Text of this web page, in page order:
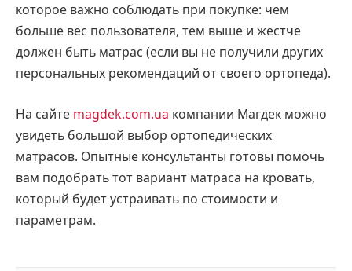
которое важно соблюдать при покупке: чем
больше вес пользователя, тем выше и жестче
должен быть матрас (если вы не получили других
персональных рекомендаций от своего ортопеда).
На сайте magdek.com.ua компании Магдек можно
увидеть большой выбор ортопедических
матрасов. Опытные консультанты готовы помочь
вам подобрать тот вариант матраса на кровать,
который будет устраивать по стоимости и
параметрам.